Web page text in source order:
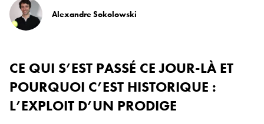
Alexandre Sokolowski
CE QUI S’EST PASSÉ CE JOUR-LÀ ET
POURQUOI C’EST HISTORIQUE :
L’EXPLOIT D’UN PRODIGE